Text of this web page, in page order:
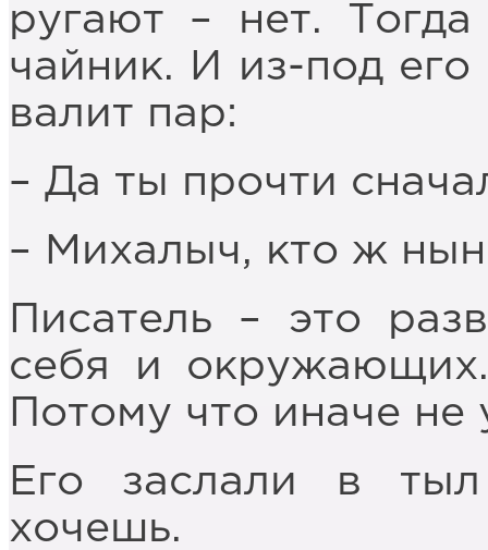
ругают – нет.
чайник. И из-под
валит пар:
– Да ты прочти
– Михалыч, кто ж
Писатель – это
себя и
Потому что иначе
Его заслали в
хочешь.